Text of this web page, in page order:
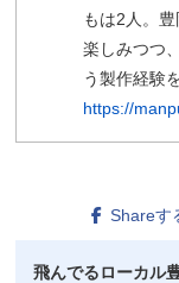
もは2人。
楽しみつつ
う製作経験
https://
Shareす
飛んでるローカル